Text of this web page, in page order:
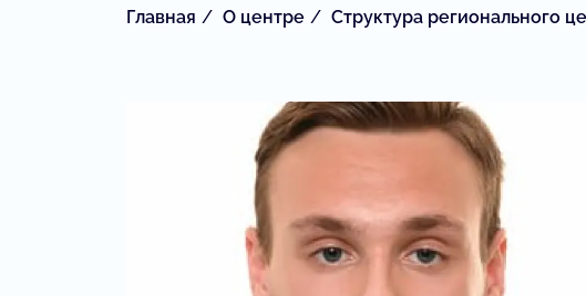
Главная О центре Структура регионального